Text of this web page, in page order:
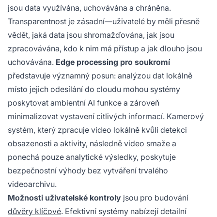
jsou data využívána, uchovávána a chráněna.
Transparentnost je zásadní—uživatelé by měli přesně
vědět, jaká data jsou shromažďována, jak jsou
zpracovávána, kdo k nim má přístup a jak dlouho jsou
uchovávána. Edge processing pro soukromí
představuje významný posun: analýzou dat lokálně
místo jejich odesílání do cloudu mohou systémy
poskytovat ambientní AI funkce a zároveň
minimalizovat vystavení citlivých informací. Kamerový
systém, který zpracuje video lokálně kvůli detekci
obsazenosti a aktivity, následně video smaže a
ponechá pouze analytické výsledky, poskytuje
bezpečnostní výhody bez vytváření trvalého
videoarchivu.
Možnosti uživatelské kontroly jsou pro budování
důvěry klíčové. Efektivní systémy nabízejí detailní